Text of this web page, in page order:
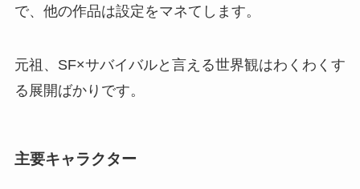
で、他の作品は設定をマネてします。
元祖、SF×サバイバルと言える世界観はわくわくす
る展開ばかりです。
主要キャラクター